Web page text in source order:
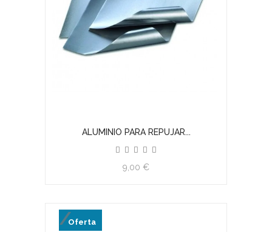
ALUMINIO PARA REPUJAR...
9,00 €
Oferta